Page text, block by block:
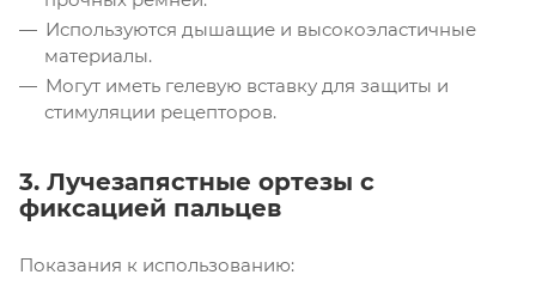
Используются дышащие и высокоэластичные
материалы.
Могут иметь гелевую вставку для защиты и
стимуляции рецепторов.
3. Лучезапястные ортезы с
фиксацией пальцев
Показания к использованию: